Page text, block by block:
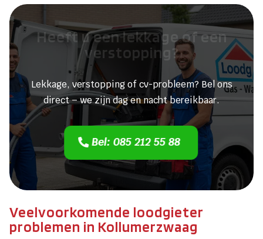
Heeft u een lekkage of een
verstopping?
Lekkage, verstopping of cv-probleem? Bel ons
direct – we zijn dag en nacht bereikbaar.
Bel: 085 212 55 88
Veelvoorkomende loodgieter
problemen in Kollumerzwaag